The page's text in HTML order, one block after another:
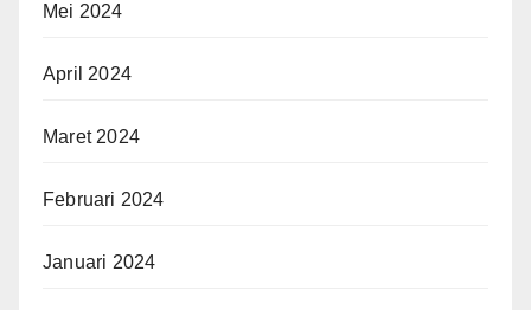
Mei 2024
April 2024
Maret 2024
Februari 2024
Januari 2024